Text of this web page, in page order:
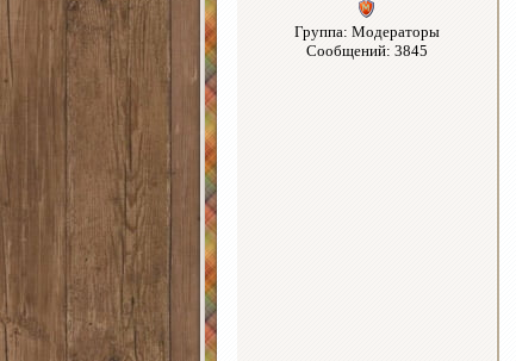
Группа: Модераторы
Сообщений: 3845